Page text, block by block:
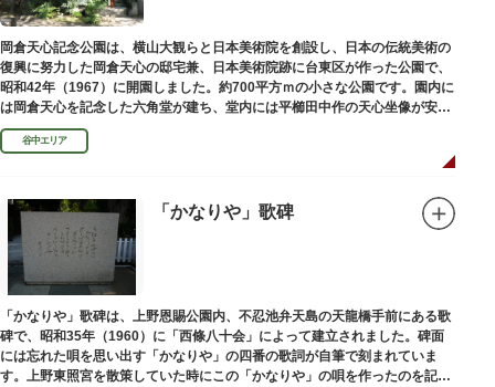
岡倉天心記念公園は、横山大観らと日本美術院を創設し、日本の伝統美術の
復興に努力した岡倉天心の邸宅兼、日本美術院跡に台東区が作った公園で、
昭和42年（1967）に開園しました。約700平方ｍの小さな公園です。園内に
は岡倉天心を記念した六角堂が建ち、堂内には平櫛田中作の天心坐像が安置
されています。
谷中エリア
「かなりや」歌碑
「かなりや」歌碑は、上野恩賜公園内、不忍池弁天島の天龍橋手前にある歌
碑で、昭和35年（1960）に「西條八十会」によって建立されました。碑面
には忘れた唄を思い出す「かなりや」の四番の歌詞が自筆で刻まれていま
す。上野東照宮を散策していた時にこの「かなりや」の唄を作ったのを記念